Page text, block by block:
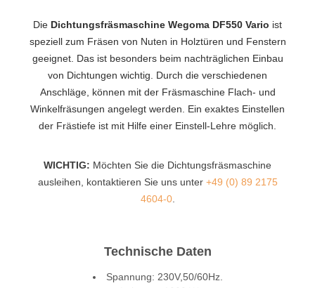
Die Dichtungsfräsmaschine Wegoma DF550 Vario ist
speziell zum Fräsen von Nuten in Holztüren und Fenstern
geeignet. Das ist besonders beim nachträglichen Einbau
von Dichtungen wichtig. Durch die verschiedenen
Anschläge, können mit der Fräsmaschine Flach- und
Winkelfräsungen angelegt werden. Ein exaktes Einstellen
der Frästiefe ist mit Hilfe einer Einstell-Lehre möglich.
WICHTIG: Möchten Sie die Dichtungsfräsmaschine
ausleihen, kontaktieren Sie uns unter +49 (0) 89 2175
4604-0.
Technische Daten
Spannung: 230V,50/60Hz.